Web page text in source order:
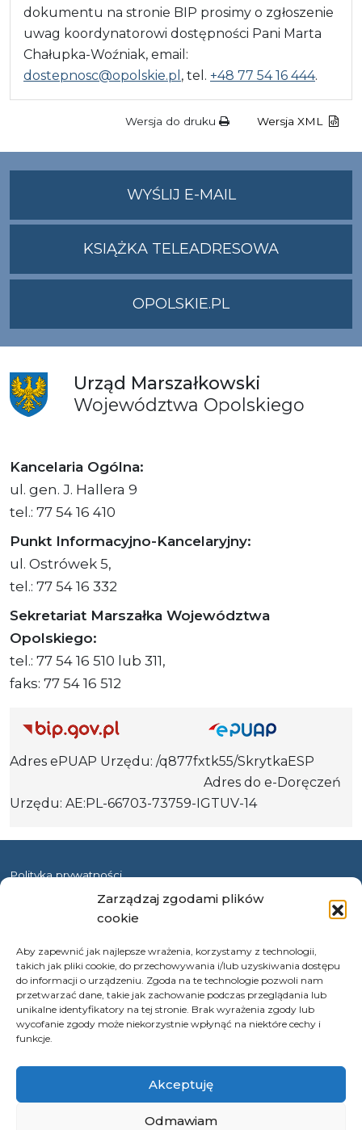
Zarządzaj zgodami plików
cookie
Aby zapewnić jak najlepsze wrażenia, korzystamy z technologii,
takich jak pliki cookie, do przechowywania i/lub uzyskiwania dostępu
do informacji o urządzeniu. Zgoda na te technologie pozwoli nam
przetwarzać dane, takie jak zachowanie podczas przeglądania lub
unikalne identyfikatory na tej stronie. Brak wyrażenia zgody lub
wycofanie zgody może niekorzystnie wpłynąć na niektóre cechy i
funkcje.
Akceptuję
Odmawiam
dokumentu na stronie BIP prosimy o zgłoszenie
uwag koordynatorowi dostępności Pani Marta
Chałupka-Woźniak, email:
dostepnosc@opolskie.pl , tel. +48 77 54 16 444.
Wersja do druku Wersja XML
WYŚLIJ E-MAILNA
ADRES
KSIĄŻKA TELEADRESOWA
OPOLSKIE.PL
Urząd Marszałkowski
Województwa Opolskiego
Kancelaria Ogólna:
ul. gen. J. Hallera 9
tel.: 77 54 16 410
Punkt Informacyjno-Kancelaryjny:
ul. Ostrówek 5,
tel.: 77 54 16 332
Sekretariat Marszałka Województwa
Opolskiego:
tel.: 77 54 16 510 lub 311,
faks: 77 54 16 512
Adres ePUAP Urzędu: /q877fxtk55/SkrytkaESP
Adres do e-Doręczeń
Urzędu: AE:PL-66703-73759-IGTUV-14
Polityka prywatności
Klauzula informacyjna RODO
Deklaracja dostępności
Instrukcja obsługi BIP
© 2026 Samorząd Województwa Opolskiego